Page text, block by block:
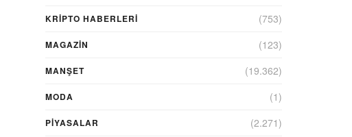
KRIPTO HABERLERI (753)
MAGAZİN (123)
MANŞET (19.362)
MODA (1)
PİYASALAR (2.271)